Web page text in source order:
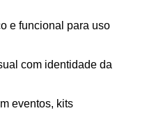
e funcional para uso
com identidade da
eventos, kits